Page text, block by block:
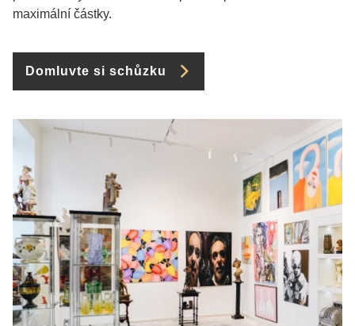
maximální částky.
Domluvte si schůzku